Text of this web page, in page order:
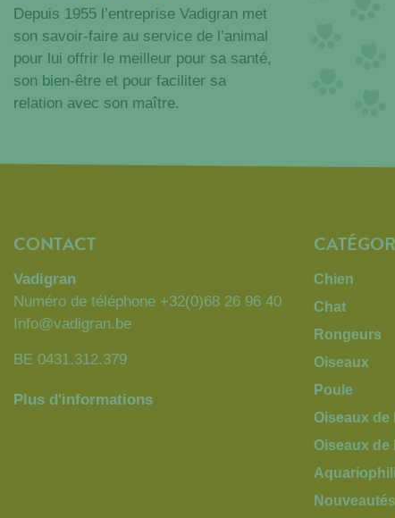
Depuis 1955 l’entreprise Vadigran met
son savoir-faire au service de l’animal
pour lui offrir le meilleur pour sa santé,
son bien-être et pour faciliter sa
relation avec son maître.
CONTACT
Vadigran
Numéro de téléphone +32(0)68 26 96 40
Info@vadigran.be
BE 0431.312.379
Plus d'informations
Chien
Chat
Rongeurs
Oiseaux
Poule
Oiseaux de
Oiseaux de
Nouveautés